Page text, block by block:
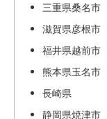
三重県桑名市
滋賀県彦根市
福井県越前市
熊本県玉名市
長崎県
静岡県焼津市